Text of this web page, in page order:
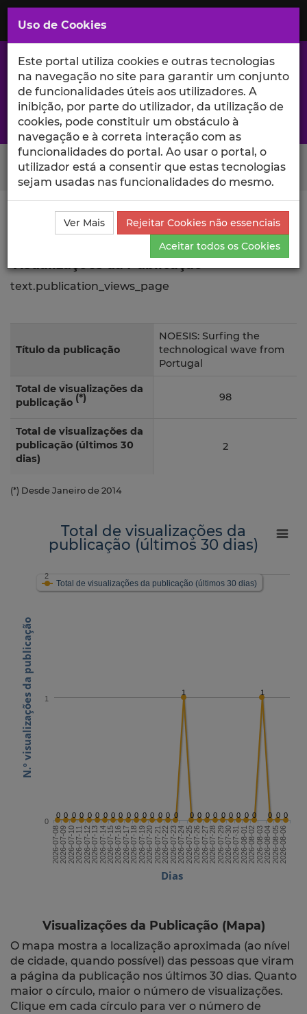
Saltar
para
Conteúdo
Principal
A excelência da investigação e ciência no Iscte
Search Button
Ciência_Iscte Publicações
Descrição Detalhada da
Publicação
Visualizações
text.publication_views_page
Título da publicação
NOESIS: Surfing the
technological wave from
Portugal
Total de visualizações da
publicação (*) 98
Total de visualizações da
publicação (últimos 30
dias)
2
(*) Desde Janeiro de 2014
Dias
N.º visualizações da publicação
Total de visualizações da
publicação (últimos 30 dias)
0 0 0 0 0 0 0 0 0 0 0 0 0 0 0 0
1
0 0 0 0 0 0 0 0 0
1
0 0 0
Total de visualizações da publicação (últimos 30 dias)
2026-07-082026-07-092026-07-102026-07-112026-07-122026-07-132026-07-142026-07-152026-07-162026-07-172026-07-182026-07-192026-07-202026-07-212026-07-222026-07-232026-07-242026-07-252026-07-262026-07-272026-07-282026-07-292026-07-302026-07-312026-08-012026-08-022026-08-032026-08-042026-08-052026-08-06
0
1
2
Visualizações da Publicação (Mapa)
O mapa mostra a localização aproximada (ao nível
de cidade, quando possível) das pessoas que viram
a página da publicação nos últimos 30 dias. Quanto
maior o círculo, maior o número de visualizações.
Clique em cada círculo para ver o número de
Uso de Cookies
Este portal utiliza cookies e outras tecnologias
na navegação no site para garantir um conjunto
de funcionalidades úteis aos utilizadores. A
inibição, por parte do utilizador, da utilização de
cookies, pode constituir um obstáculo à
navegação e à correta interação com as
funcionalidades do portal. Ao usar o portal, o
utilizador está a consentir que estas tecnologias
sejam usadas nas funcionalidades do mesmo.
Ver Mais
Rejeitar Cookies não essenciais
Aceitar todos os Cookies